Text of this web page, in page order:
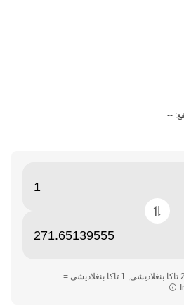
--
‏‏1 Internet Computer = ‎‏‎271.65‏ تاكا بنغلاديشي‏, ‎‏1 تاكا بنغلاديشي =